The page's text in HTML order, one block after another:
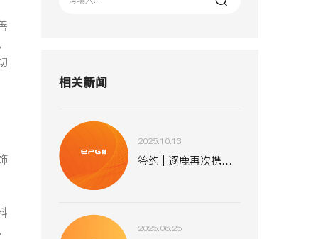
相关新闻
2025.10.13
签约 | 逐鹿再次携手易普集 助力全球化战略布局
2025.06.25